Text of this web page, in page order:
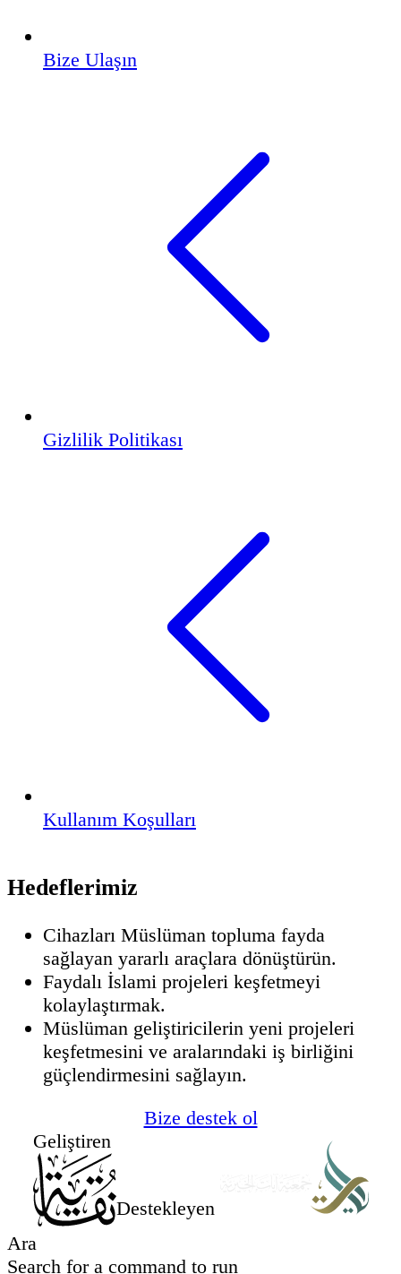
Bize Ulaşın
Gizlilik Politikası
Kullanım Koşulları
Hedeflerimiz
Cihazları Müslüman topluma fayda
sağlayan yararlı araçlara dönüştürün.
Faydalı İslami projeleri keşfetmeyi
kolaylaştırmak.
Müslüman geliştiricilerin yeni projeleri
keşfetmesini ve aralarındaki iş birliğini
güçlendirmesini sağlayın.
Bize destek ol
Geliştiren
Destekleyen
Ara
Search for a command to run